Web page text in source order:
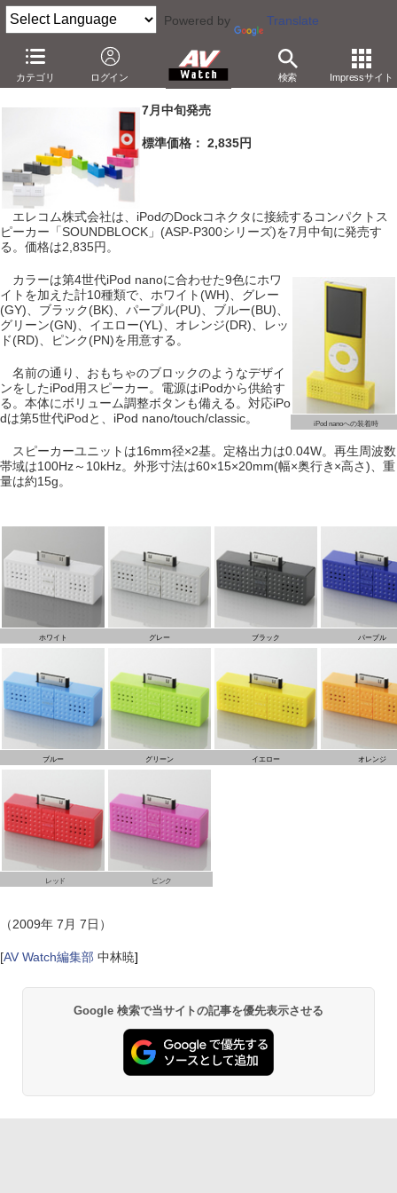
Powered by Translate
カテゴリ ログイン 検索 Impressサイト
エレコム、ブロック型でカラー10色のiPodスピーカー
－重さ約15g、iPodから給電。2,835円
7月中旬発売
標準価格： 2,835円
エレコム株式会社は、iPodのDockコネクタに接続するコンパクトス
ピーカー「SOUNDBLOCK」(ASP-P300シリーズ)を7月中旬に発売す
る。価格は2,835円。
iPod nanoへの装着時
カラーは第4世代iPod nanoに合わせた9色にホワ
イトを加えた計10種類で、ホワイト(WH)、グレー
(GY)、ブラック(BK)、パープル(PU)、ブルー(BU)、
グリーン(GN)、イエロー(YL)、オレンジ(DR)、レッ
ド(RD)、ピンク(PN)を用意する。
名前の通り、おもちゃのブロックのようなデザイ
ンをしたiPod用スピーカー。電源はiPodから供給す
る。本体にボリューム調整ボタンも備える。対応iPo
dは第5世代iPodと、iPod nano/touch/classic。
スピーカーユニットは16mm径×2基。定格出力は0.04W。再生周波数
帯域は100Hz～10kHz。外形寸法は60×15×20mm(幅×奥行き×高さ)、重
量は約15g。
ホワイト グレー ブラック パープル
ブルー グリーン イエロー オレンジ
レッド ピンク
（2009年 7月 7日）
[AV Watch編集部 中林暁]
Google 検索で当サイトの記事を優先表示させる